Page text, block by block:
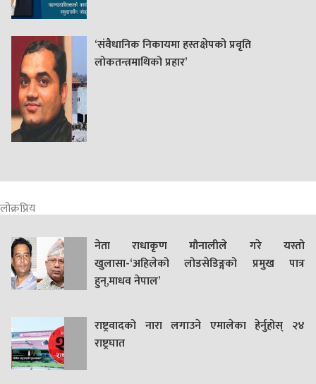
‘संवैधानिक निकायमा हस्तक्षेपको प्रवृति
लोकतन्त्रमाथिको प्रहार’
लोक्रप्रिय
नेता राधाकृण मौनालीले गरे यस्तो
खुलासा-‘अहिलेको लोडसेडिङ्गको प्रमुख पात्र
हुन्,माधव नेपाल’
राष्ट्रवादको नारा लगाउने एमालेका हेर्नुहोस् २४
राष्ट्रघात